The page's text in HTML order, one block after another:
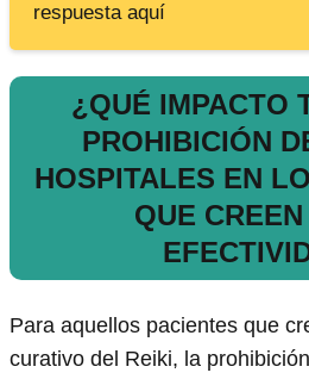
respuesta aquí
¿QUÉ IMPACTO
PROHIBICIÓN
HOSPITALES EN
QUE
Para aquellos pacientes que
curativo del Reiki, la